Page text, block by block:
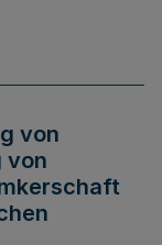
von
von